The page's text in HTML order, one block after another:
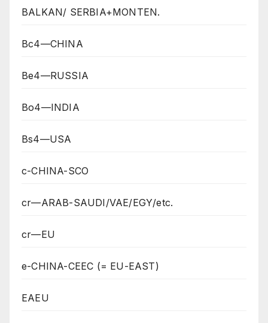
BALKAN/ SERBIA+MONTEN.
Bc4—CHINA
Be4—RUSSIA
Bo4—INDIA
Bs4—USA
c-CHINA-SCO
cr—ARAB-SAUDI/VAE/EGY/etc.
cr—EU
e-CHINA-CEEC (= EU-EAST)
EAEU